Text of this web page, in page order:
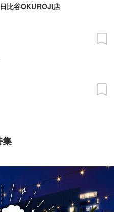
比谷OKUROJI店
集